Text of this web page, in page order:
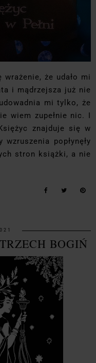
że udało mi
i mądrzejsza już nie
mi tylko, że
wiem zupełnie nic. I
znajduje się w
popłynęły
stron książki, a nie
BOGIŃ